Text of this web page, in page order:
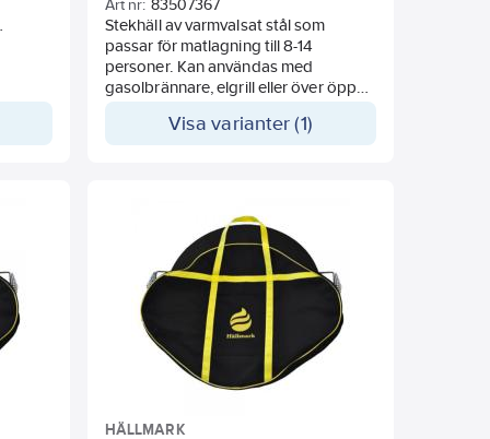
Art nr: 83507367
Stekhäll av varmvalsat stål som
passar för matlagning till 8-14
personer. Kan användas med
gasolbrännare, elgrill eller över öppen
rekommenderas att stekhällen
Visa varianter (1)
HÄLLMARK